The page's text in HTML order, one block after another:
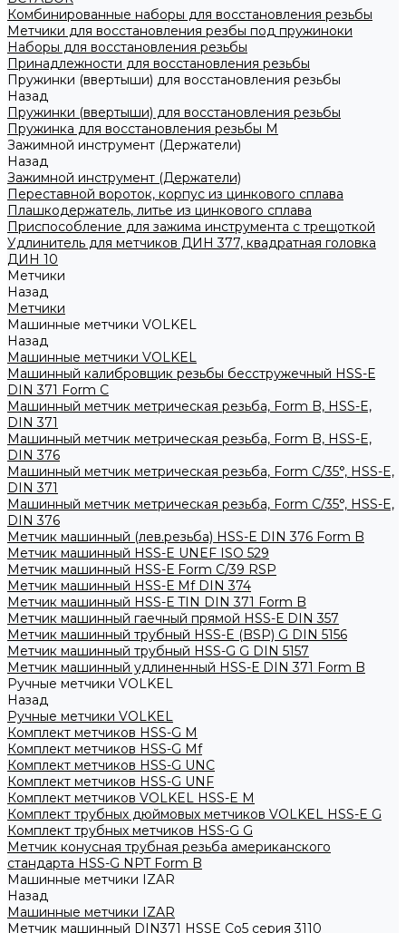
Комбинированные наборы для восстановления резьбы
Метчики для восстановления резбы под пружиноки
Наборы для восстановления резьбы
Принадлежности для восстановления резьбы
Пружинки (ввертыши) для восстановления резьбы
Назад
Пружинки (ввертыши) для восстановления резьбы
Пружинка для восстановления резьбы M
Зажимной инструмент (Держатели)
Назад
Зажимной инструмент (Держатели)
Переставной вороток, корпус из цинкового сплава
Плашкодержатель, литье из цинкового сплава
Приспособление для зажима инструмента с трещоткой
Удлинитель для метчиков ДИН 377, квадратная головка
ДИН 10
Метчики
Назад
Метчики
Машинные метчики VOLKEL
Назад
Машинные метчики VOLKEL
Машинный калибровщик резьбы бесстружечный HSS-Е
DIN 371 Form C
Машинный метчик метрическая резьба, Form B, HSS-E,
DIN 371
Машинный метчик метрическая резьба, Form B, HSS-E,
DIN 376
Машинный метчик метрическая резьба, Form С/35°, HSS-E,
DIN 371
Машинный метчик метрическая резьба, Form С/35°, HSS-E,
DIN 376
Метчик машинный (лев.резьба) HSS-Е DIN 376 Form B
Метчик машинный HSS-E UNEF ISO 529
Метчик машинный HSS-Е Form C/39 RSP
Метчик машинный HSS-Е Mf DIN 374
Метчик машинный HSS-Е TIN DIN 371 Form B
Метчик машинный гаечный прямой HSS-Е DIN 357
Метчик машинный трубный HSS-E (BSP) G DIN 5156
Метчик машинный трубный HSS-G G DIN 5157
Метчик машинный удлиненный HSS-Е DIN 371 Form B
Ручные метчики VOLKEL
Назад
Ручные метчики VOLKEL
Комплект метчиков HSS-G M
Комплект метчиков HSS-G Mf
Комплект метчиков HSS-G UNC
Комплект метчиков HSS-G UNF
Комплект метчиков VOLKEL HSS-E M
Комплект трубных дюймовых метчиков VOLKEL HSS-E G
Комплект трубных метчиков HSS-G G
Метчик конусная трубная резьба американского
стандарта HSS-G NPT Form B
Машинные метчики IZAR
Назад
Машинные метчики IZAR
Метчик машинный DIN371 HSSE Co5 серия 3110